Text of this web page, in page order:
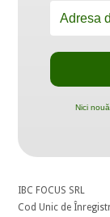
Nici
IBC FOCUS SRL
Cod Unic de